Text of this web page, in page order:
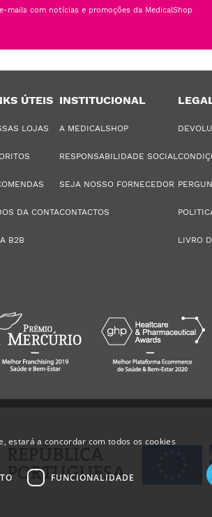
mails com notícias e promoções da MedicalShop
ÚTEIS
LOJAS
DA CONTA
B2B
INSTITUCIONAL
A MEDICALSHOP
RESPONSABILIDADE SOCIAL
SEJA NOSSO FORNECEDOR
CONTACTOS
LIVRO
estará a concordar com todos os cookies
FUNCIONALIDADE